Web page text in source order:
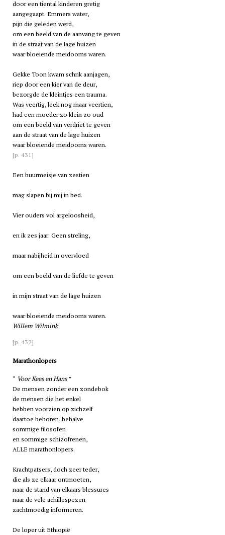
door een tiental kinderen gretig
aangegaapt. Emmers water,
pijn die geleden werd,
om een beeld van de aanvang te geven
in de straat van de lage huizen
waar bloeiende meidoorns waren.
Gekke Toon kwam schrik aanjagen,
riep door een kier van de deur,
bezorgde de kleintjes een trauma.
Was veertig, leek nog maar veertien,
had een moeder zo klein zo oud
om een beeld van verdriet te geven
aan de straat van de lage huizen
waar bloeiende meidoorns waren.
[p. 431]
Een buurmeisje van zestien
mag slapen bij mij in bed.
Vier ouders vol argeloosheid,
en ik zes jaar. Geen streling,
maar nabijheid in overvloed
om een beeld van de liefde te geven
in mijn straat van de lage huizen
waar bloeiende meidoorns waren.
Willem Wilmink
[p. 432]
Marathonlopers
Voor Kees en Hans
De mensen zonder een zondebok
de mensen die het enkel
hebben voorzien op zichzelf
daartoe behoren, behalve
sommige filosofen
en sommige schizofrenen,
ALLE marathonlopers.
Krachtpatsers, doch zeer teder,
die als ze elkaar ontmoeten,
naar de stand van elkaars blessures
naar de vele achillespezen
zachtmoedig informeren.
De loper uit Ethiopië